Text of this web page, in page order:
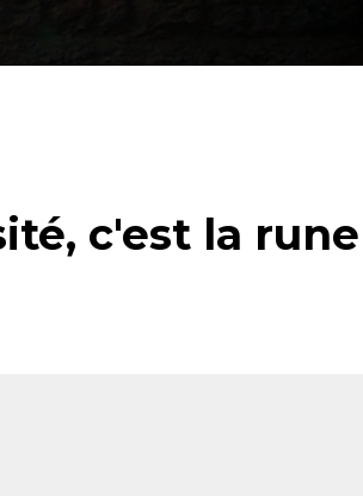
c'est la rune